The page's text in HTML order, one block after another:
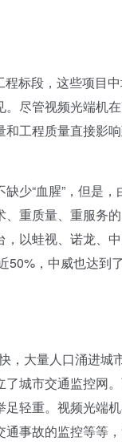
标段，这些项目
尽管视频光端机
工程质量直接影
“血腥”，但是，
重质量、重服务
以蛙视、诺龙、
，中威也达到了
大量人口涌进城
城市交通监控网
轻重。视频光端
事故的监控等等